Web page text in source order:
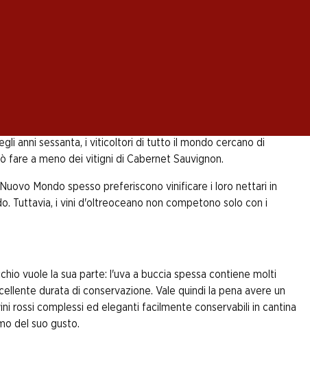
sparsi in ogni angolo del globo. Difficilmente un
nella regione di Bordeaux, nell'ovest della
Il Médoc, situato sulla costa atlantica, è considerato la
anni sessanta, i viticoltori di tutto il mondo cercano di
a meno dei vitigni di Cabernet Sauvignon.
Mondo spesso preferiscono vinificare i loro nettari in
Tuttavia, i vini d'oltreoceano non competono solo con i
vuole la sua parte: l'uva a buccia spessa contiene molti
durata di conservazione. Vale quindi la pena avere un
rossi complessi ed eleganti facilmente conservabili in cantina
del suo gusto.